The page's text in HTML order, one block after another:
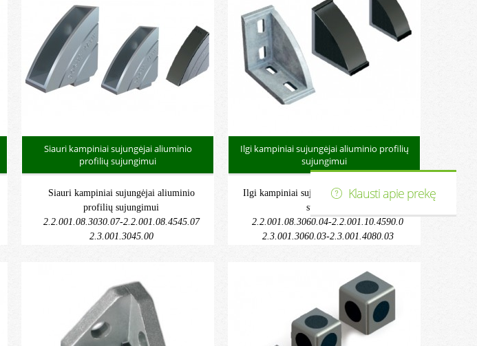
Klausti apie prekę
tvirtinimui
Siauri kampiniai sujungėjai aliuminio
profilių sujungimui
Siauri kampiniai sujungėjai aliuminio
profilių sujungimui
2.2.001.08.3030.07-2.2.001.08.4545.07
2.3.001.3045.00
Ilgi kampiniai sujungėjai aliuminio profilių
sujungimui
Ilgi kampiniai sujungėjai aliuminio profilių
sujungimui
2.2.001.08.3060.04-2.2.001.10.4590.0
2.3.001.3060.03-2.3.001.4080.03